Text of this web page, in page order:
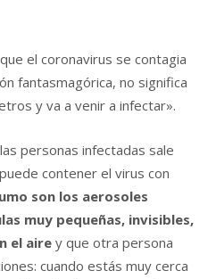
el coronavirus se contagia
fantasmagórica, no significa
y va a venir a infectar».
personas infectadas sale
contener el virus con
son los aerosoles
muy pequeñas, invisibles,
el aire y que otra persona
cuando estás muy cerca